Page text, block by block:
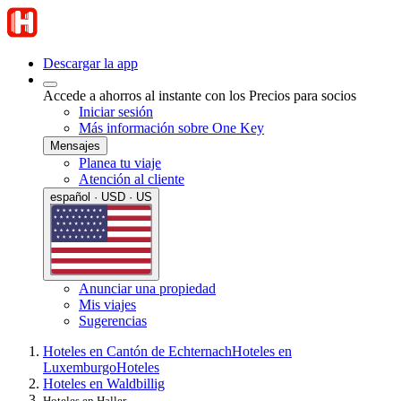
Descargar la app
Accede a ahorros al instante con los Precios para socios
Iniciar sesión
Más información sobre One Key
Mensajes
Planea tu viaje
Atención al cliente
español · USD · US
Anunciar una propiedad
Mis viajes
Sugerencias
Hoteles en Cantón de EchternachHoteles en
LuxemburgoHoteles
Hoteles en Waldbillig